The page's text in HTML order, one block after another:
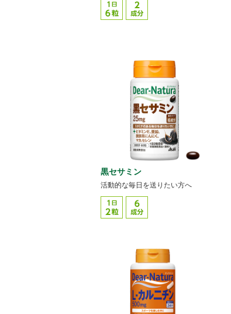
黒セサミン
活動的な毎日を送りたい方へ